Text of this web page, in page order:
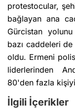
protestocular,
bağlayan ana
Gürcistan
bazı caddeleri
oldu. Ermeni
liderlerinden
80'den fazla kişiyi
İlgili İçerikler